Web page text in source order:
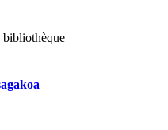
bibliothèque